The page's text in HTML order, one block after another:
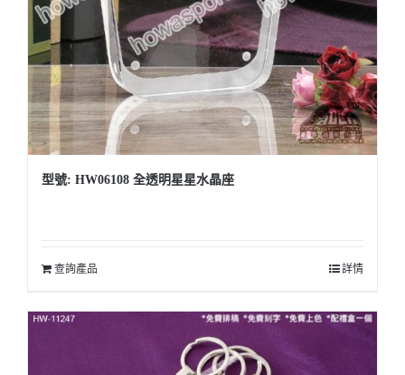
型號: HW06108 全透明星星水晶座
查詢產品 詳情